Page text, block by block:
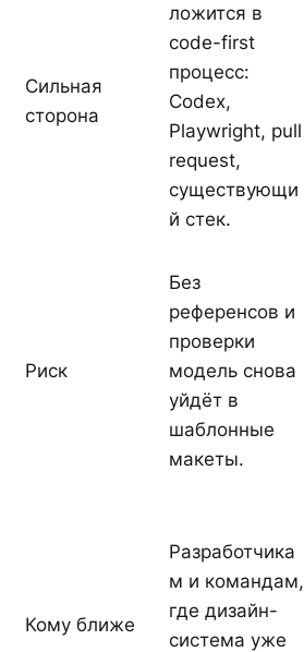
Сильная
сторона
ложится в
code-first
процесс:
Codex,
Playwright, pull
request,
существующи
й стек.
Риск
Без
референсов и
проверки
модель снова
уйдёт в
шаблонные
макеты.
Кому ближе
Разработчика
м и командам,
где дизайн-
система уже